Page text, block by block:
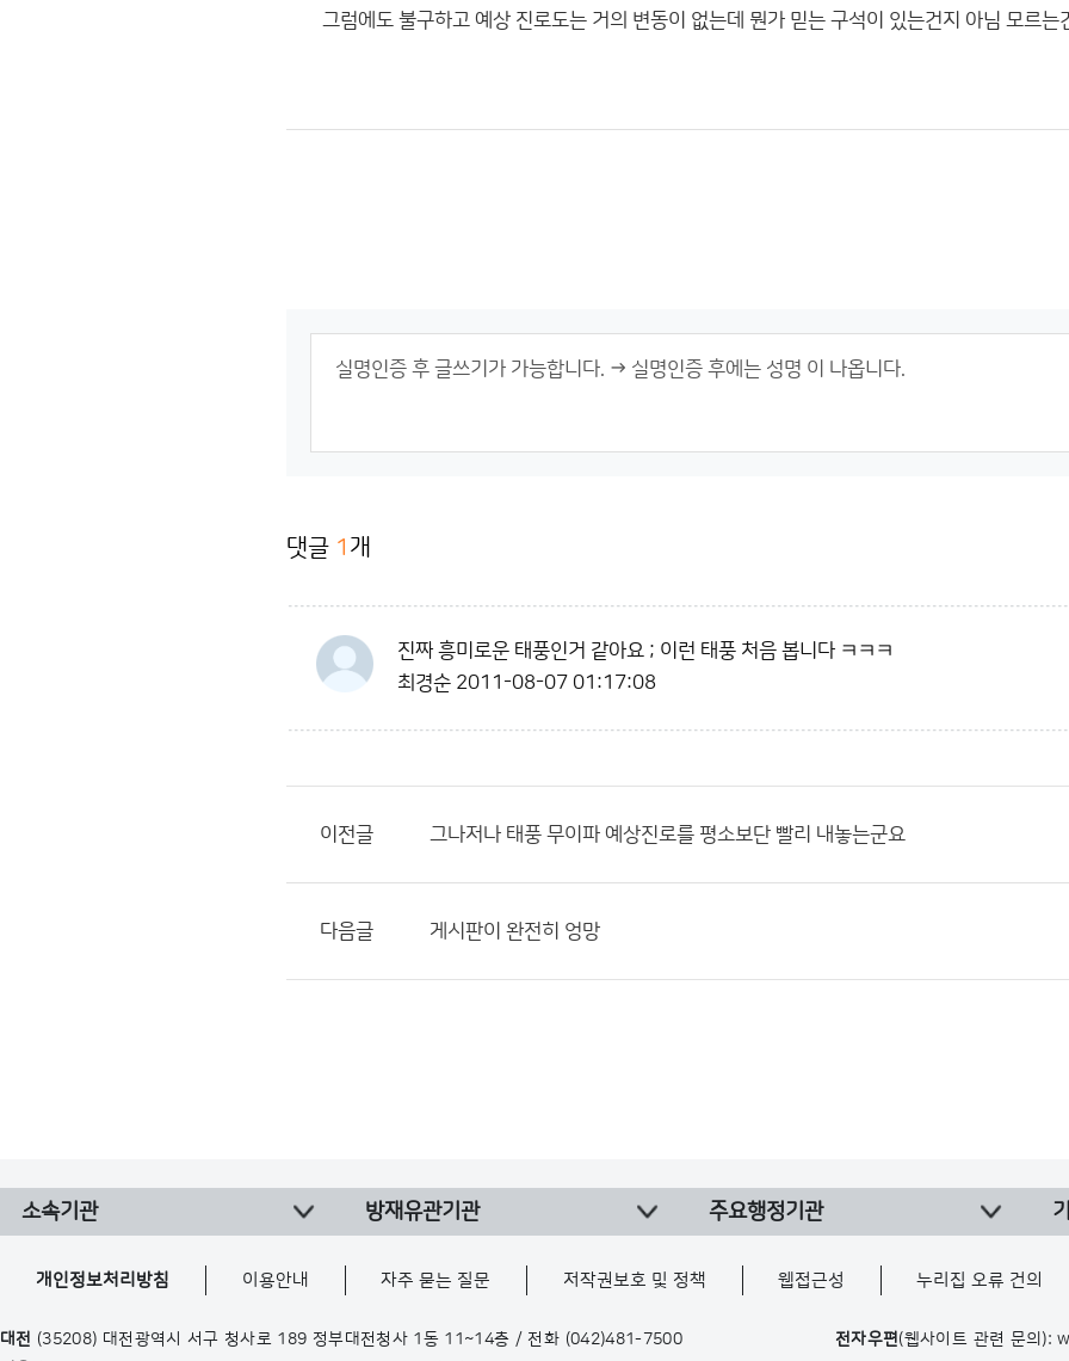
그럼에도 불구하고 예상 진로도는 거의 변동이 없는데 뭔가 믿는 구석이 있는건지 아님 모르는
댓글 1 개
진짜 흥미로운 태풍인거 같아요 ; 이런 태풍 처음 봅니다 ㅋㅋㅋ
최경순 2011-08-07 01:17:08
이전글 그나저나 태풍 무이파 예상진로를 평소보단 빨리 내놓는군요
다음글 게시판이 완전히 엉망
소속기관 방재유관기관 주요행정기관
개인정보처리방침 이용안내 자주 묻는 질문 저작권보호 및 정책 웹접근성 누리집 오류 건의
대전 (35208) 대전광역시 서구 청사로 189 정부대전청사 1동 11~14층 / 전화 (042)481-7500
전자우편(웹사이트 관련 문의